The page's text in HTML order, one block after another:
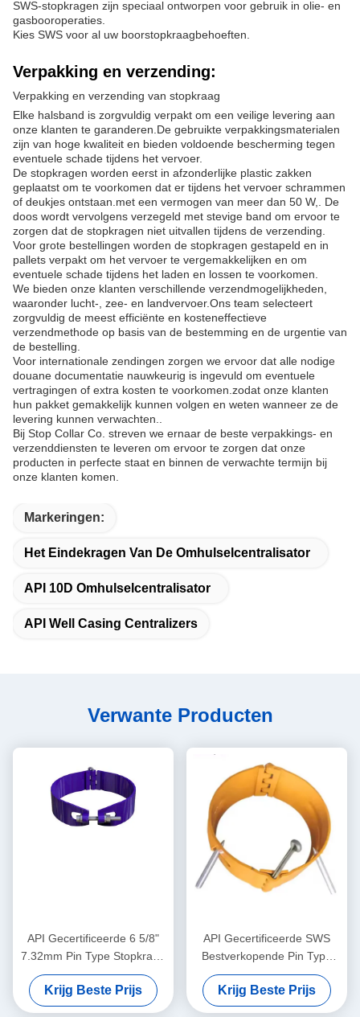
SWS-stopkragen zijn speciaal ontworpen voor gebruik in olie- en
gasbooroperaties.
Kies SWS voor al uw boorstopkraagbehoeften.
Verpakking en verzending:
Verpakking en verzending van stopkraag
Elke halsband is zorgvuldig verpakt om een veilige levering aan
onze klanten te garanderen.De gebruikte verpakkingsmaterialen
zijn van hoge kwaliteit en bieden voldoende bescherming tegen
eventuele schade tijdens het vervoer.
De stopkragen worden eerst in afzonderlijke plastic zakken
geplaatst om te voorkomen dat er tijdens het vervoer schrammen
of deukjes ontstaan.met een vermogen van meer dan 50 W,. De
doos wordt vervolgens verzegeld met stevige band om ervoor te
zorgen dat de stopkragen niet uitvallen tijdens de verzending.
Voor grote bestellingen worden de stopkragen gestapeld en in
pallets verpakt om het vervoer te vergemakkelijken en om
eventuele schade tijdens het laden en lossen te voorkomen.
We bieden onze klanten verschillende verzendmogelijkheden,
waaronder lucht-, zee- en landvervoer.Ons team selecteert
zorgvuldig de meest efficiënte en kosteneffectieve
verzendmethode op basis van de bestemming en de urgentie van
de bestelling.
Voor internationale zendingen zorgen we ervoor dat alle nodige
douane documentatie nauwkeurig is ingevuld om eventuele
vertragingen of extra kosten te voorkomen.zodat onze klanten
hun pakket gemakkelijk kunnen volgen en weten wanneer ze de
levering kunnen verwachten..
Bij Stop Collar Co. streven we ernaar de beste verpakkings- en
verzenddiensten te leveren om ervoor te zorgen dat onze
producten in perfecte staat en binnen de verwachte termijn bij
onze klanten komen.
Markeringen:
Het Eindekragen Van De Omhulselcentralisator
API 10D Omhulselcentralisator
API Well Casing Centralizers
Verwante Producten
API Gecertificeerde 6 5/8"
7.32mm Pin Type Stopkraag
Best Verkochte SWS High
Carbon Steel
Bewegingsbegrenzer voor
Krijg Beste Prijs
API Gecertificeerde SWS
Bestverkopende Pin Type
Stopkraag 5 1/2" 6.20mm 1
Jaar Garantie Olie & Gas
Casing Centralizer Tool
Krijg Beste Prijs